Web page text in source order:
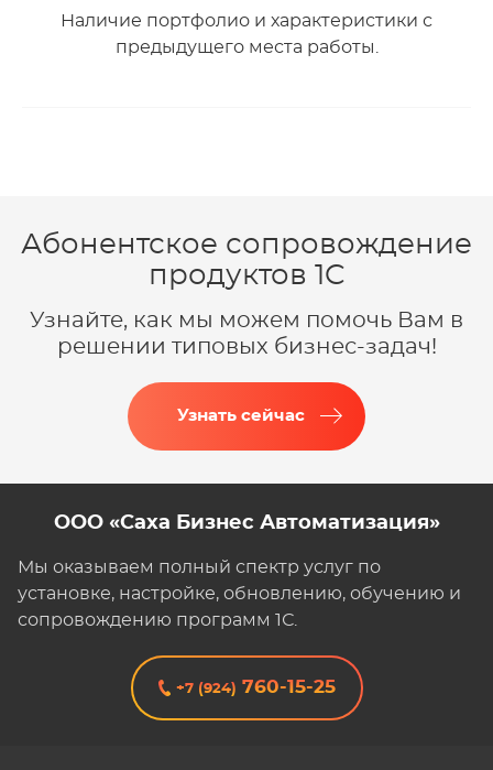
Наличие портфолио и характеристики с
предыдущего места работы.
Абонентское сопровождение
продуктов 1C
Узнайте, как мы можем помочь Вам в
решении типовых бизнес-задач!
Узнать сейчас
ООО «Саха Бизнес Автоматизация»
Мы оказываем полный спектр услуг по
установке, настройке, обновлению, обучению и
сопровождению программ 1С.
+7 (924) 760-15-25